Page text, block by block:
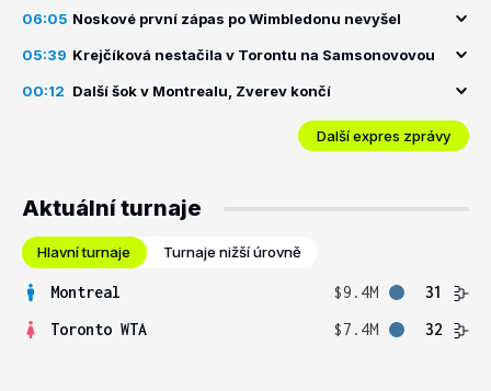
06:05 Noskové první zápas po Wimbledonu nevyšel
05:39 Krejčíková nestačila v Torontu na Samsonovovou
00:12 Další šok v Montrealu, Zverev končí
Další expres zprávy
Aktuální turnaje
Hlavní turnaje Turnaje nižší úrovně
Montreal $9.4M
31
Toronto WTA
$7.4M 32